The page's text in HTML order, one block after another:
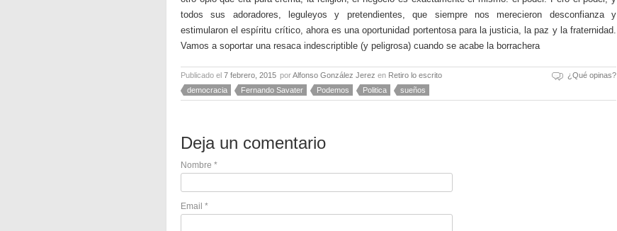
todos sus adoradores, leguleyos y pretendientes, que siempre nos merecieron desconfianza y
estimularon el espíritu crítico, ahora es una oportunidad portentosa para la justicia, la paz y la fraternidad.
Vamos a soportar una resaca indescriptible (y peligrosa) cuando se acabe la borrachera
Publicado el 7 febrero, 2015 porAlfonso González Jerez en Retiro lo escrito
¿Qué opinas?
democracia
Fernando Savater Podemos Politica sueños
Deja un comentario
Nombre *
Email *